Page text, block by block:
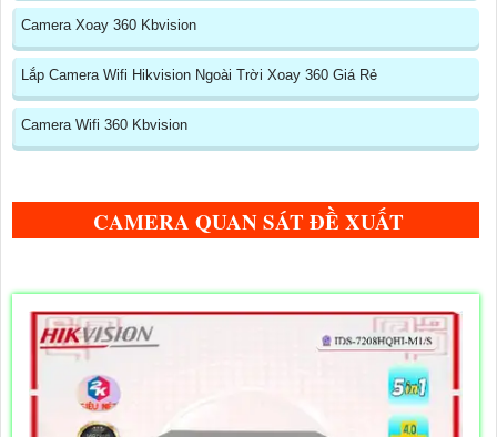
Camera Xoay 360 Kbvision
Lắp Camera Wifi Hikvision Ngoài Trời Xoay 360 Giá Rẻ
Camera Wifi 360 Kbvision
CAMERA QUAN SÁT ĐỀ XUẤT